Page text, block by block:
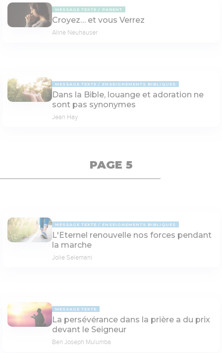
MESSAGE TEXTE PARENT
Croyez… et vous Verrez
Aline Neuhauser
MESSAGE TEXTE ENSEIGNEMENTS BIBLIQUES
Dans la Bible, louange et adoration ne
sont pas synonymes
Jean Hay
PAGE 5
MESSAGE TEXTE ENSEIGNEMENTS BIBLIQUES
L'Eternel renouvelle nos forces pendant
la marche
Jolie Selemani
MESSAGE TEXTE
La persévérance dans la prière a du prix
devant le Seigneur
Ben Joseph Mulumba